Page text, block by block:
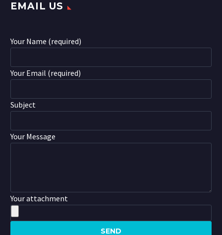
EMAIL US
Your Name (required)
Your Email (required)
Subject
Your Message
Your attachment